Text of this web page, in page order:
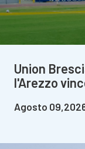
Union
l'Arezzo
Agosto